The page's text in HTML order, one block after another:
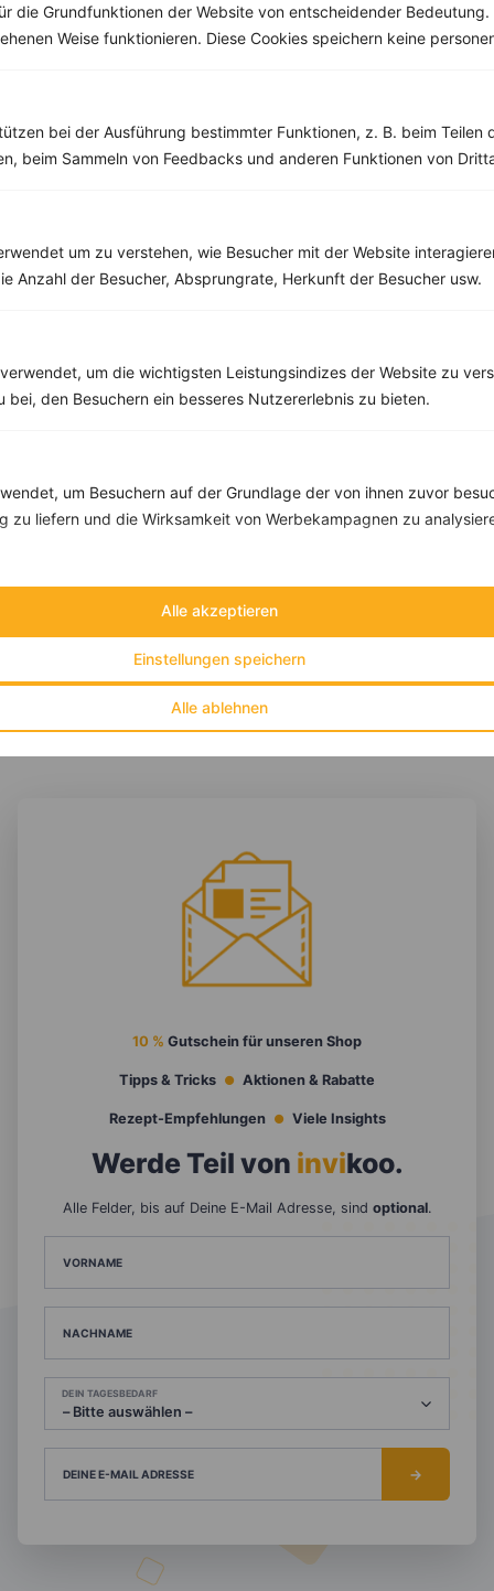
die Grundfunktionen der Website von entscheidender Bedeutung.
Weise funktionieren. Diese Cookies speichern keine
bei der Ausführung bestimmter Funktionen, z. B. beim Teilen
beim Sammeln von Feedbacks und anderen Funktionen von
um zu verstehen, wie Besucher mit der Website
Anzahl der Besucher, Absprungrate, Herkunft der Besucher usw.
um die wichtigsten Leistungsindizes der Website zu
bei, den Besuchern ein besseres Nutzererlebnis zu bieten.
um Besuchern auf der Grundlage der von ihnen zuvor
zu liefern und die Wirksamkeit von Werbekampagnen zu
Alle ablehnen
Einstellungen speichern
Alle akzeptieren
Eiweiß:19 g
Kohlehydrate:40 g
Rezepte mit 500 bis 600 kcal
Kürbissuppe mit Möhren
Kohlehydrate:
10 % Gutschein für unseren Shop
Tipps & Tricks Aktionen & Rabatte
Rezept-Empfehlungen Viele Insights
Werde Teil von invikoo.
Alle Felder, bis auf Deine E-Mail Adresse, sind optional.
VORNAME
NACHNAME
DEIN TAGESBEDARF
DEINE E-MAIL ADRESSE